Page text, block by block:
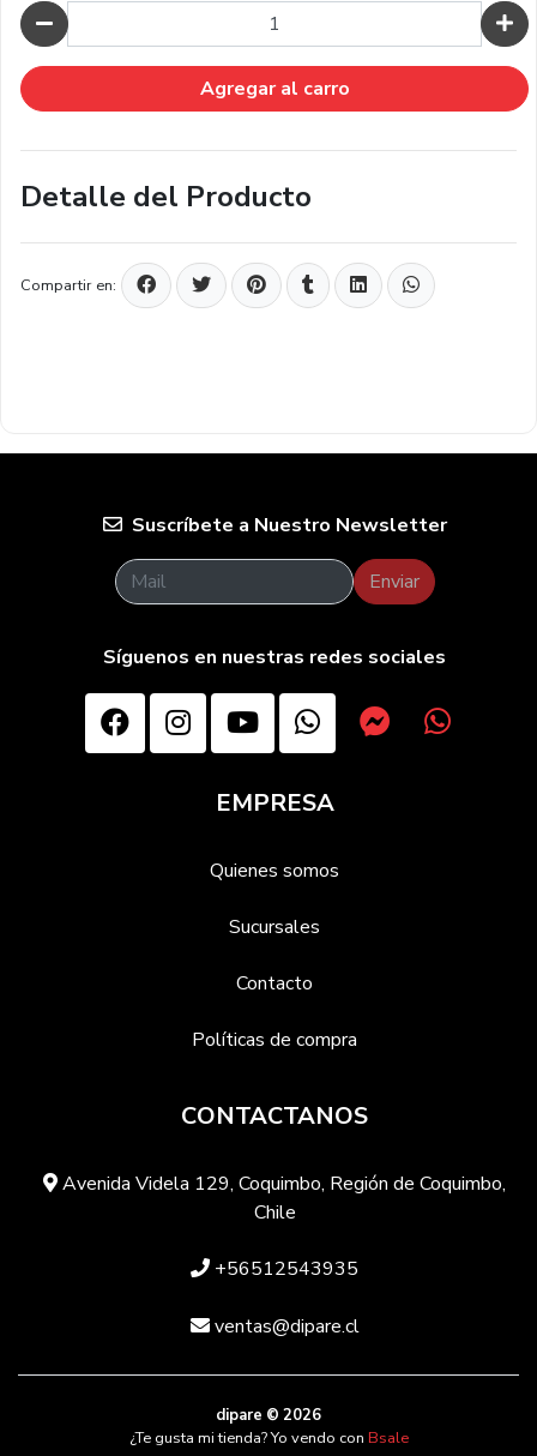
Cantidad
Agregar al carro
Detalle del Producto
Compartir en:
Suscríbete a Nuestro Newsletter
Enviar
Síguenos en nuestras redes sociales
EMPRESA
Quienes somos
Sucursales
Contacto
Políticas de compra
CONTACTANOS
Avenida Videla 129, Coquimbo, Región de Coquimbo,
Chile
+56512543935
ventas@dipare.cl
dipare © 2026
¿Te gusta mi tienda? Yo vendo con Bsale